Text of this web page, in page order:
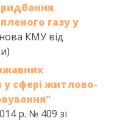
газу у
КМУ від
у сфері житлово-
р. № 409 зі